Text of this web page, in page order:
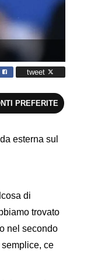
tweet
PREFERITE
esterna sul
di
trovato
nel secondo
ce